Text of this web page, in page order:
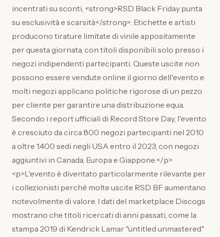
incentrati su sconti, <strong>RSD Black Friday punta
su esclusività e scarsità</strong>. Etichette e artisti
producono tirature limitate di vinile appositamente
per questa giornata, con titoli disponibili solo presso i
negozi indipendenti partecipanti. Queste uscite non
possono essere vendute online il giorno dell'evento e
molti negozi applicano politiche rigorose di un pezzo
per cliente per garantire una distribuzione equa.
Secondo i report ufficiali di Record Store Day, l'evento
è cresciuto da circa 800 negozi partecipanti nel 2010
a oltre 1.400 sedi negli USA entro il 2023, con negozi
aggiuntivi in Canada, Europa e Giappone.</p>
<p>L'evento è diventato particolarmente rilevante per
i collezionisti perché molte uscite RSD BF aumentano
notevolmente di valore. I dati del marketplace Discogs
mostrano che titoli ricercati di anni passati, come la
stampa 2019 di Kendrick Lamar "untitled unmastered"